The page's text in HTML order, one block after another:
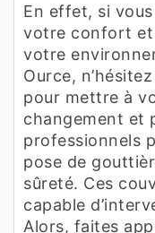
En effet, si vous
votre confort et
votre
Ource,
pour mettre à
changement et
professionnels
pose de
sûreté. Ces
capable
Alors, faites